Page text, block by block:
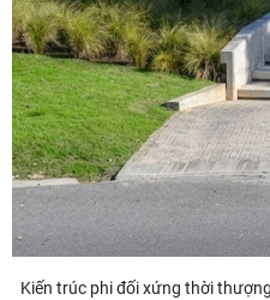
Kiến trúc phi đối xứng thời